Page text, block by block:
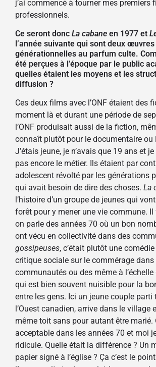
j’ai commencé à tourner mes premiers
professionnels.
Ce seront donc La cabane en 1977 et
l’année suivante qui sont deux œuvres
générationnelles au parfum culte.
été perçues à l’époque par le public
quelles étaient les moyens et les
diffusion ?
Ces deux films avec l’ONF étaient des
moment là et durant une période de
l’ONF produisait aussi de la fiction,
connaît plutôt pour le documentaire ou
J’étais jeune, je n’avais que 19 ans et
pas encore le métier. Ils étaient par
adolescent révolté par les générations
qui avait besoin de dire des choses. La
l’histoire d’un groupe de jeunes qui
forêt pour y mener une vie commune.
on parle des années 70 où un bon
ont vécu en collectivité dans des
gossipeuses, c’était plutôt une
critique sociale sur le commérage dans
communautés ou des même à l’échelle
qui est bien souvent nuisible pour la
entre les gens. Ici un jeune couple
l’Ouest canadien, arrive dans le village
même toit sans pour autant être marié.
acceptable dans les années 70 et moi
ridicule. Quelle était la différence ? Un
papier signé à l’église ? Ça c’est le